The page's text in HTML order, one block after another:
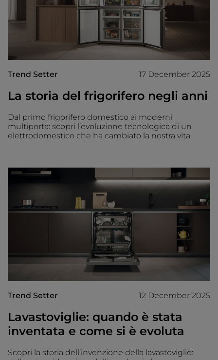
Trend Setter 17 December 2025
La storia del frigorifero negli anni
Dal primo frigorifero domestico ai moderni
multiporta: scopri l’evoluzione tecnologica di un
elettrodomestico che ha cambiato la nostra vita.
Trend Setter 12 December 2025
Lavastoviglie: quando è stata
inventata e come si è evoluta
Scopri la storia dell’invenzione della lavastoviglie: